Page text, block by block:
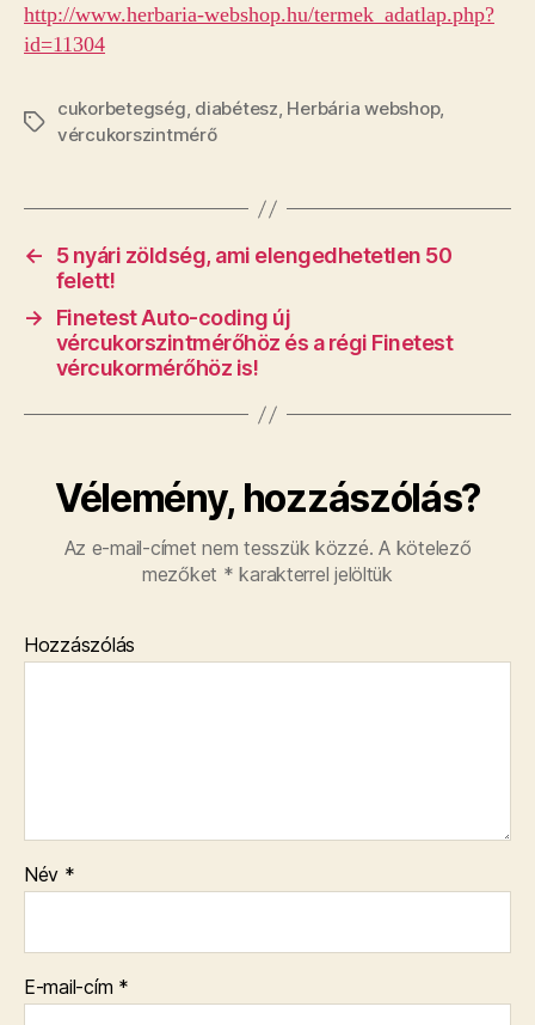
http://www.herbaria-webshop.hu/termek_adatlap.php?
id=11304
Címkék
cukorbetegség, diabétesz, Herbária webshop,
vércukorszintmérő
←
5 nyári zöldség, ami elengedhetetlen 50
felett!
→
Finetest Auto-coding új
vércukorszintmérőhöz és a régi Finetest
vércukormérőhöz is!
Vélemény, hozzászólás?
Az e-mail-címet nem tesszük közzé. A kötelező
mezőket * karakterrel jelöltük
Hozzászólás
Név *
E-mail-cím *